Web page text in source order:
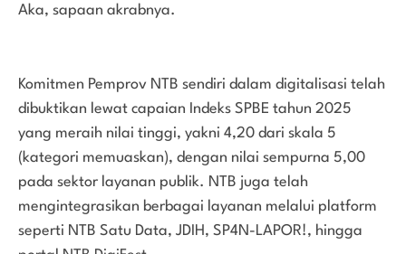
Aka, sapaan akrabnya.
Komitmen Pemprov NTB sendiri dalam digitalisasi telah
dibuktikan lewat capaian Indeks SPBE tahun 2025
yang meraih nilai tinggi, yakni 4,20 dari skala 5
(kategori memuaskan), dengan nilai sempurna 5,00
pada sektor layanan publik. NTB juga telah
mengintegrasikan berbagai layanan melalui platform
seperti NTB Satu Data, JDIH, SP4N-LAPOR!, hingga